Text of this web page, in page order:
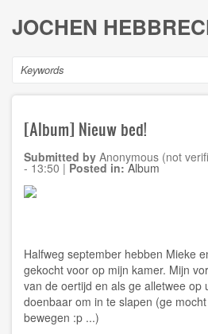
main
content
JOCHEN
Search
[Album] Nieuw bed!
Submitted by Anonymous (not
- 13:50 | Posted in:Album
Halfweg september hebben Mieke
gekocht voor op mijn kamer. Mijn
van de oertijd en als ge alletwee op
doenbaar om in te slapen (ge
bewegen :p ...)